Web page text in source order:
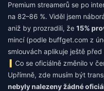
Premium streamerů se po
na 82–86 %. Viděl jsem
aniž by prozradili, že 15%
mincí (podle buffget.com z
smlouvách aplikuje ještě
Co se oficiálně změnilo v
Upřímně, zde musím být
nebyly nalezeny žádné